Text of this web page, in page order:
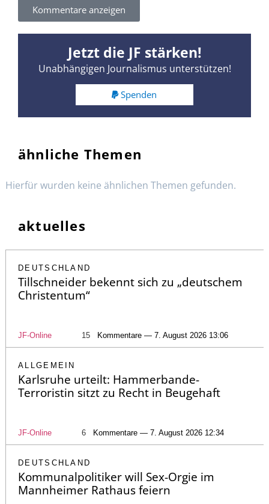
Kommentare anzeigen
Jetzt die JF stärken!
Unabhängigen Journalismus unterstützen!
Spenden
ähnliche Themen
Hierfür wurden keine ähnlichen Themen gefunden.
aktuelles
DEUTSCHLAND
Tillschneider bekennt sich zu „deutschem
Christentum“
JF-Online 15 Kommentare — 7. August 2026 13:06
ALLGEMEIN
Karlsruhe urteilt: Hammerbande-
Terroristin sitzt zu Recht in Beugehaft
JF-Online 6 Kommentare — 7. August 2026 12:34
DEUTSCHLAND
Kommunalpolitiker will Sex-Orgie im
Mannheimer Rathaus feiern